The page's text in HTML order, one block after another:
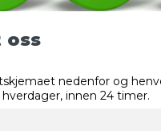
oss
nedenfor og
innen 24 timer.